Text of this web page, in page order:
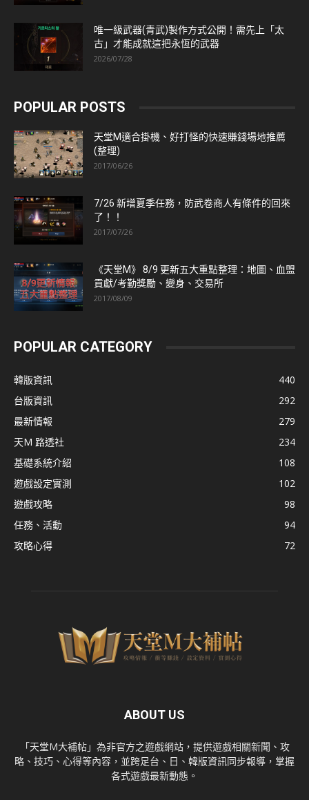
唯一級武器(青武)製作方式公開！需先上「太
古」才能成就這把永恆的武器
2026/07/28
POPULAR POSTS
天堂M適合掛機、好打怪的快速賺錢場地推薦
(整理)
2017/06/26
7/26 新增夏季任務，防武卷商人有條件的回來
了！！
2017/07/26
《天堂M》 8/9 更新五大重點整理：地圖、血盟
貢獻/考勤獎勵、變身、交易所
2017/08/09
POPULAR CATEGORY
韓版資訊
440
台版資訊
292
最新情報
279
天M 路透社
234
基礎系統介紹
108
遊戲設定實測
102
遊戲攻略
98
任務、活動
94
攻略心得
72
ABOUT US
「天堂M大補帖」為非官方之遊戲網站，提供遊戲相關新聞、攻
略、技巧、心得等內容，並跨足台、日、韓版資訊同步報導，掌握
各式遊戲最新動態。